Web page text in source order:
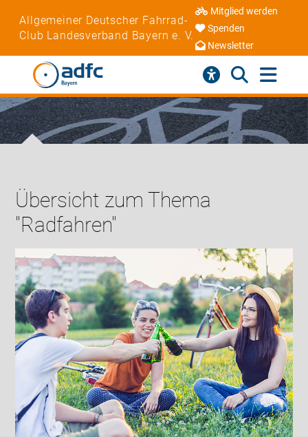
Allgemeiner Deutscher Fahrrad-
Club Landesverband Bayern e. V.
Mitglied werden
Spenden
Newsletter
Übersicht zum Thema
"Radfahren"